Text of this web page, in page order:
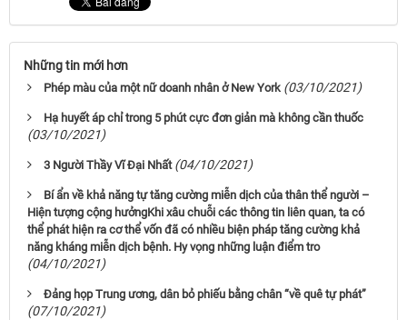
Những tin mới hơn
Phép màu của một nữ doanh nhân ở New York (03/10/2021)
Hạ huyết áp chỉ trong 5 phút cực đơn giản mà không cần thuốc
(03/10/2021)
3 Người Thầy Vĩ Đại Nhất (04/10/2021)
Bí ẩn về khả năng tự tăng cường miễn dịch của thân thể người –
Hiện tượng cộng hưởngKhi xâu chuỗi các thông tin liên quan, ta có
thể phát hiện ra cơ thể vốn đã có nhiều biện pháp tăng cường khả
năng kháng miễn dịch bệnh. Hy vọng những luận điểm tro
(04/10/2021)
Đảng họp Trung ương, dân bỏ phiếu bằng chân “về quê tự phát”
(07/10/2021)